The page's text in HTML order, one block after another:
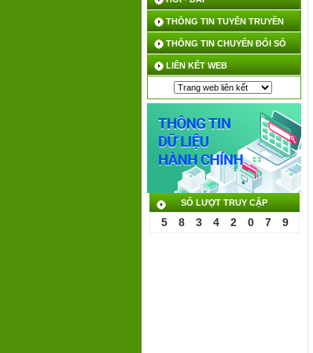
THÔNG TIN TUYÊN TRUYỀN
THÔNG TIN CHUYỂN ĐỔI SỐ
LIÊN KẾT WEB
SỐ LƯỢT TRUY CẬP
5 8 3 4 2 0 7 9